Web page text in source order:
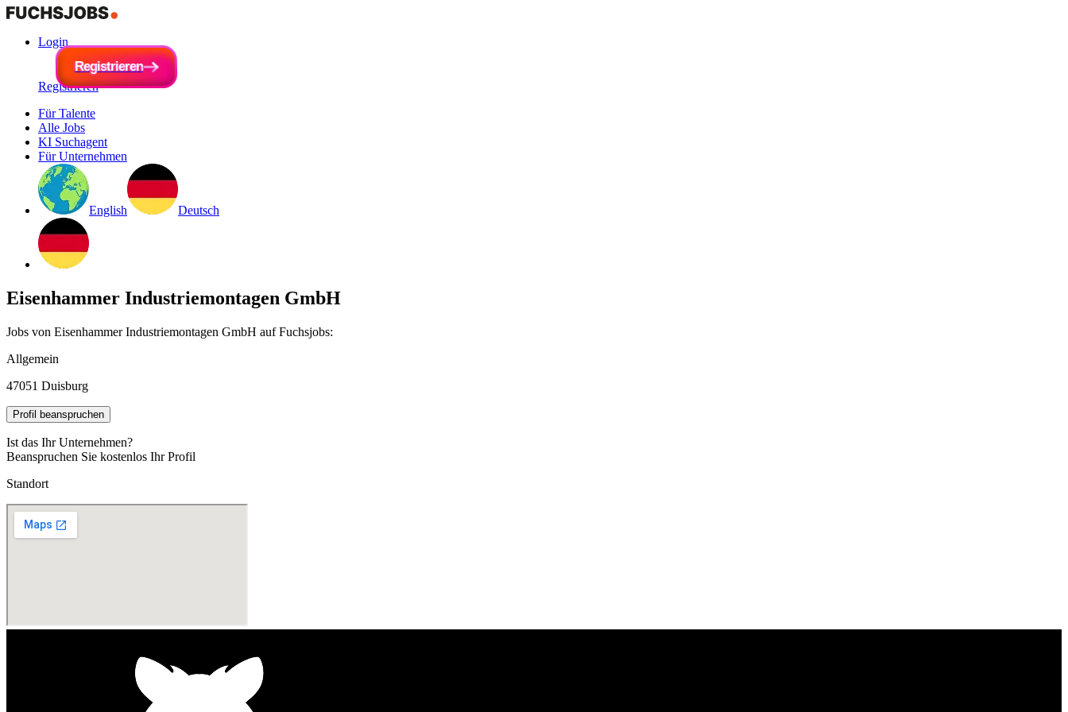
Login
Registrieren
Registrieren
Registrieren
Für Talente
Alle Jobs
KI Suchagent
Für Unternehmen
English Deutsch
Eisenhammer Industriemontagen GmbH
Jobs von Eisenhammer Industriemontagen GmbH auf Fuchsjobs:
Allgemein
47051 Duisburg
Profil beanspruchen
Ist das Ihr Unternehmen?
Beanspruchen Sie kostenlos Ihr Profil
Standort